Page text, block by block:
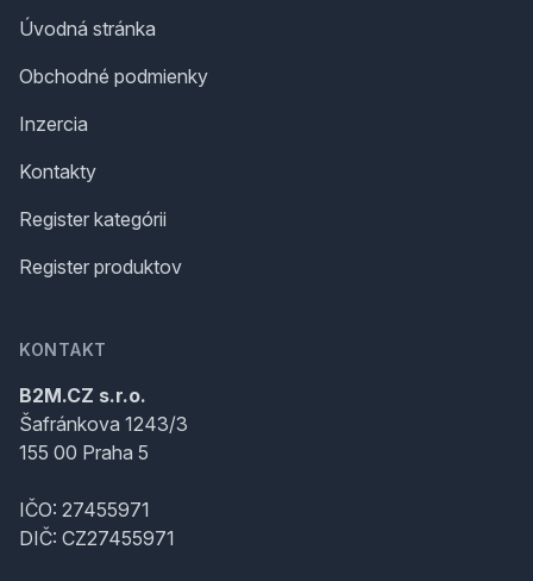
Úvodná stránka
Obchodné podmienky
Inzercia
Kontakty
Register kategórii
Register produktov
KONTAKT
B2M.CZ s.r.o.
Šafránkova 1243/3
155 00 Praha 5
IČO: 27455971
DIČ: CZ27455971